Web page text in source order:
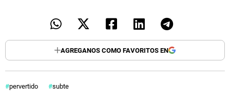
AGREGANOS COMO FAVORITOS EN
pervertido subte